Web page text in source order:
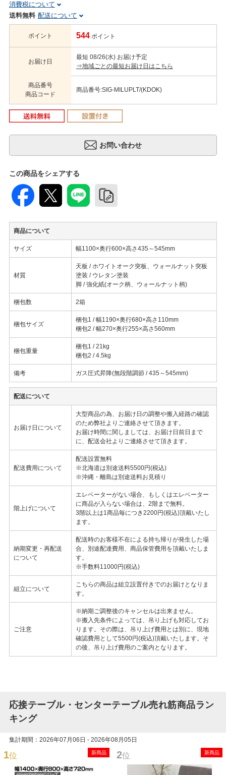
消費税について
送料無料 配送について
ポイント 544 ポイント
お届け日
最短 08/26(水) お届け予定
⇒地域ごとの最短お届け日はこちら
商品番号
商品コード
商品番号:SIG-MILUPLT/(KDOK)
この商品をシェアする
商品について
サイズ 幅1100×奥行600×高さ435～545mm
材質
天板 / ホワイトオーク突板、ウォールナット突板
塗装 / ウレタン塗装
脚 / 強化紙(オーク柄、ウォールナット柄)
梱包数 2箱
梱包サイズ
梱包1 / 幅1190×奥行680×高さ110mm
梱包2 / 幅270×奥行255×高さ560mm
梱包重量
梱包1 / 21kg
梱包2 / 4.5kg
備考 ガス圧式昇降(無段階調節 / 435～545mm)
配送について
お届け日について
大型商品の為、お届け日の調整や搬入経路の確認
のため弊社よりご連絡させて頂きます。
お届け時間に関しましては、お届け日前日まで
に、配送会社よりご連絡させて頂きます。
配送費用について
配送設置無料
※北海道は別途送料5500円(税込)
※沖縄・離島は別途送料お見積り
階上げについて
エレベーターがない場合、もしくはエレベーター
に商品が入らない場合は、2階まで無料。
3階以上は1商品毎につき2200円(税込)頂戴いたし
ます。
納期変更・再配送
について
配送時のお客様不在による持ち帰りが発生した場
合、別途配達費用、商品保管費用を頂戴いたしま
す。
※手数料11000円(税込)
組立について
こちらの商品は組立設置付きでのお届けとなりま
す。
ご注意
※納期ご調整後のキャンセルは出来ません。
※搬入先条件によっては、吊り上げも対応してお
ります。その際は、吊り上げ費用とは別に、現地
確認費用として5500円(税込)頂戴いたします。そ
の後、吊り上げ費用のご案内となります。
応接テーブル・センターテーブル売れ筋商品ラン
キング
集計期間：2026年07月06日 - 2026年08月05日
1位 新商品 2位 新商品